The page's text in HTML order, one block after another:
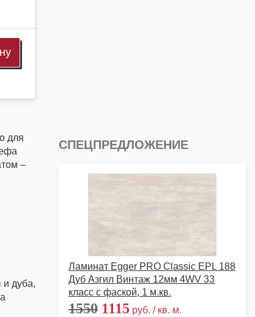
для
–
и дуба,
СПЕЦПРЕДЛОЖЕНИЕ
Ламинат Egger PRO Classic EPL 188
Дуб Азгил Винтаж 12мм 4WV 33
класс с фаской, 1 м.кв.
1550 1115 руб. / кв. м.